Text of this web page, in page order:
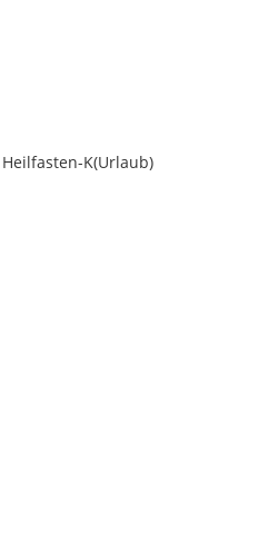
Heilfasten-K(Urlaub)